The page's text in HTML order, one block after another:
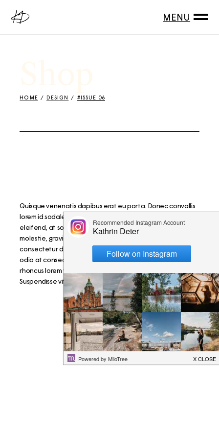
HOME DESIGN #ISSUE 06
Quisque venenatis dapibus erat eu porta. Donec convallis
lorem id sodales lobortis. Integer tempus nulla a enim
eleifend, at sollicitudin orci euismod. Fusce in diam
molestie, gravida est et, scelerisque elit. Sed consequat
consectetur dui eu malesuada. Quisque semper blandit
odio at consectetur. Proin fermentum feugiat mauris, vitae
rhoncus lorem vehicula in. Cras ac bibendum urna.
Suspendisse vitae rutrum eros. Nullam a neque a tortor